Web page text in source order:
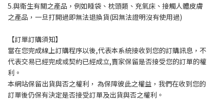
5.與衛生有關之產品，例如睡袋、枕頭類、充氣床、接觸人體皮膚
之產品，一旦打開過即無法退換貨(因無法證明沒有使用過)
【訂單訂購須知】
當在您完成線上訂購程序以後,代表本系統接收到您的訂購訊息，不
代表交易已經完成或契約已經成立,賣家保留是否接受您的訂單的權
利。
本網站保留出貨與否之權利， 為保障彼此之權益，我們在收到您的
訂單後仍保有決定是否接受訂單及出貨與否之權利。